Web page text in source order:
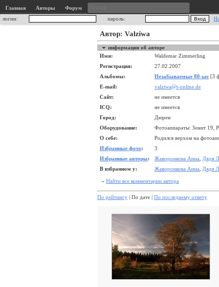
Главная Авторы
Форум
логин:
пароль:
Автор: Valziwa
информация об авторе
Имя:
Waldemar Zimmerling
Регистрация:
27.02.2007
Альбомы:
Незабываемые 80-ые [3
E-mail:
valziwa@t-online.de
Сайт:
не имеется
ICQ:
не имеется
Город:
Дюрен
Оборудование:
Фотоаппараты: Зенит 19,
О себе:
Родился верхом на
Избранные фото:
3
Избранные авторы: Жаворонкова Анна
Дядя
В избранном у:
Жаворонкова Анна Дядя
» Найти все комментарии автора
По рейтингу | По дате | По последнему ответу